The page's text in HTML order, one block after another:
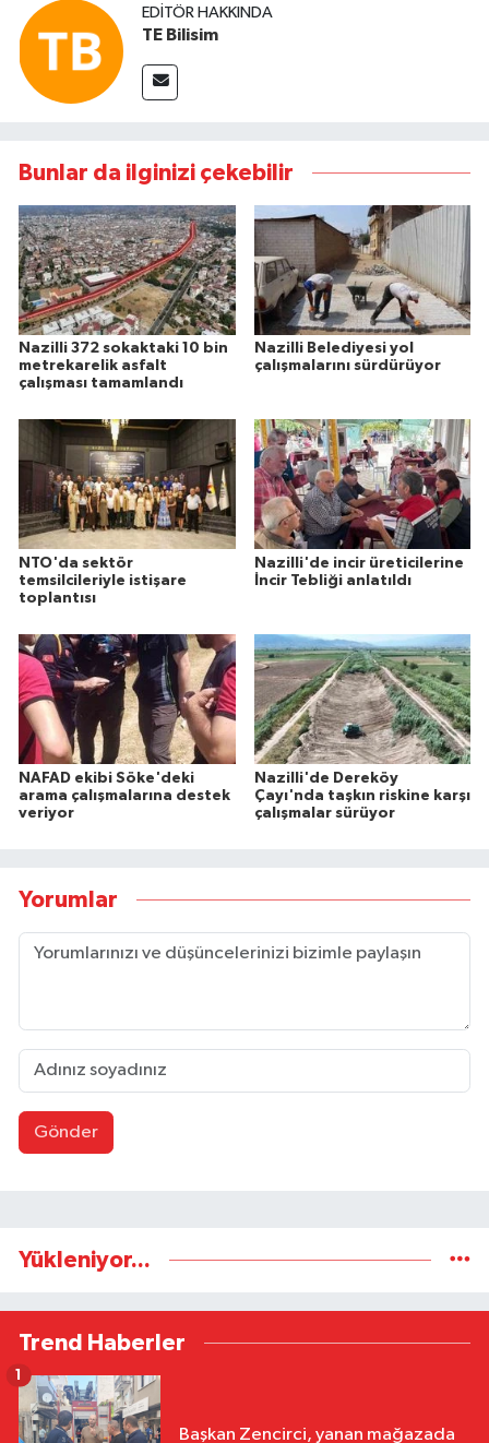
EDITÖR HAKKINDA
TE Bilisim
Bunlar da ilginizi çekebilir
Nazilli 372 sokaktaki 10 bin
metrekarelik asfalt
çalışması tamamlandı
Nazilli Belediyesi yol
çalışmalarını sürdürüyor
NTO'da sektör
temsilcileriyle istişare
toplantısı
Nazilli'de incir üreticilerine
İncir Tebliği anlatıldı
NAFAD ekibi Söke'deki
arama çalışmalarına destek
veriyor
Nazilli'de Dereköy
Çayı'nda taşkın riskine karşı
çalışmalar sürüyor
Yorumlar
Gönder
Yükleniyor...
Trend Haberler
Başkan Zencirci, yanan mağazada
1